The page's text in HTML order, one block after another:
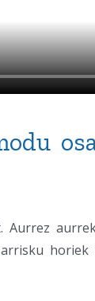
Aurrez
horiek